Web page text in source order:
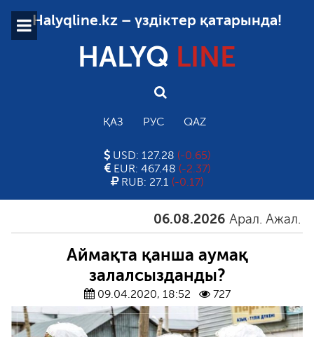
Halyqline.kz – үздіктер қатарында!
HALYQ LINE
ҚАЗ РУС QAZ
USD: 127.28 (-0.65)
EUR: 467.48 (-2.37)
RUB: 27.1 (-0.17)
06.08.2026 Арал. Ажал.
Аймақта қанша аумақ
залалсызданды?
09.04.2020, 18:52 727